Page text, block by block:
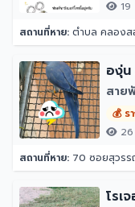
19
สถานที่หาย: ตำบล คลองส
องุ่น
สาย
💰 ร
26
สถานที่หาย: 70 ซอยสุวรร
โรเ